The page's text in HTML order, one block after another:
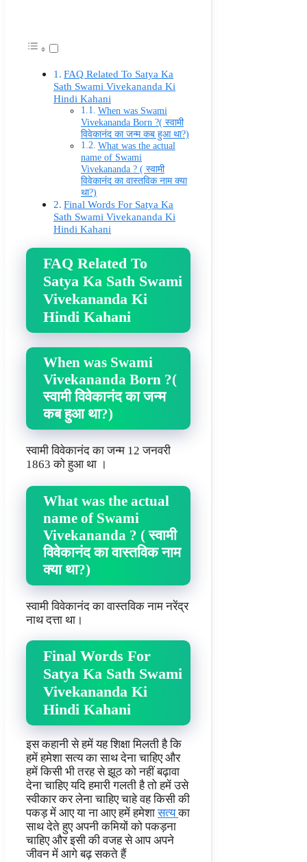
FAQ Related To Satya Ka
Sath Swami Vivekananda Ki
Hindi Kahani
When was Swami
Vivekananda Born ?( स्वामी
विवेकानंद का जन्म कब हुआ था?)
What was the actual
name of Swami
Vivekananda ? ( स्वामी
विवेकानंद का वास्तविक नाम क्या
था?)
Final Words For Satya Ka
Sath Swami Vivekananda Ki
Hindi Kahani
FAQ Related To
Satya Ka Sath Swami
Vivekananda Ki
Hindi Kahani
When was Swami
Vivekananda Born ?(
स्वामी विवेकानंद का जन्म
कब हुआ था?)
स्वामी विवेकानंद का जन्म 12 जनवरी
1863 को हुआ था ।
What was the actual
name of Swami
Vivekananda ? ( स्वामी
विवेकानंद का वास्तविक नाम
क्या था?)
स्वामी विवेकानंद का वास्तविक नाम नरेंद्र
नाथ दत्ता था।
Final Words For
Satya Ka Sath Swami
Vivekananda Ki
Hindi Kahani
इस कहानी से हमें यह शिक्षा मिलती है कि
हमें हमेशा सत्य का साथ देना चाहिए और
हमें किसी भी तरह से झूठ को नहीं बढ़ावा
देना चाहिए यदि हमारी गलती है तो हमें उसे
स्वीकार कर लेना चाहिए चाहे वह किसी की
पकड़ में आए या ना आए हमें हमेशासत्यका
साथ देते हुए अपनी कमियों को पकड़ना
चाहिए और इसी की वजह से आप अपने
जीवन में आगे बढ़ सकते हैं